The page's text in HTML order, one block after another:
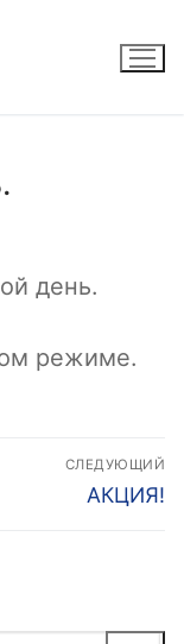
день.
режиме.
СЛЕДУЮЩИЙ
АКЦИЯ!